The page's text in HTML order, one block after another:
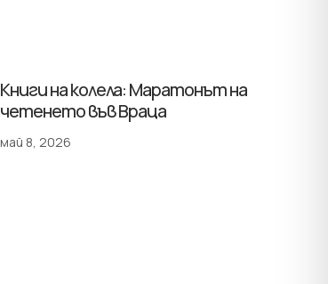
Книги на колела: Маратонът на
четенето във Враца
май 8, 2026